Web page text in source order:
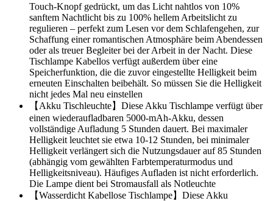
Touch-Knopf gedrückt, um das Licht nahtlos von 10%
sanftem Nachtlicht bis zu 100% hellem Arbeitslicht zu
regulieren – perfekt zum Lesen vor dem Schlafengehen, zur
Schaffung einer romantischen Atmosphäre beim Abendessen
oder als treuer Begleiter bei der Arbeit in der Nacht. Diese
Tischlampe Kabellos verfügt außerdem über eine
Speicherfunktion, die die zuvor eingestellte Helligkeit beim
erneuten Einschalten beibehält. So müssen Sie die Helligkeit
nicht jedes Mal neu einstellen
【Akku Tischleuchte】Diese Akku Tischlampe verfügt über
einen wiederaufladbaren 5000-mAh-Akku, dessen
vollständige Aufladung 5 Stunden dauert. Bei maximaler
Helligkeit leuchtet sie etwa 10-12 Stunden, bei minimaler
Helligkeit verlängert sich die Nutzungsdauer auf 85 Stunden
(abhängig vom gewählten Farbtemperaturmodus und
Helligkeitsniveau). Häufiges Aufladen ist nicht erforderlich.
Die Lampe dient bei Stromausfall als Notleuchte
【Wasserdicht Kabellose Tischlampe】Diese Akku